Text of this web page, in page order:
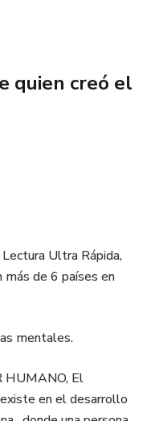
DE EL
RENDIMIENTO:
Disciplina, Orden,
permiten ser un
DE TU
con la vida, confiar
mejor versión de tu
UNA PERSONA
quien creó el
Ultra Rápida,
más de 6 países en
mentales.
HUMANO, El
en el desarrollo